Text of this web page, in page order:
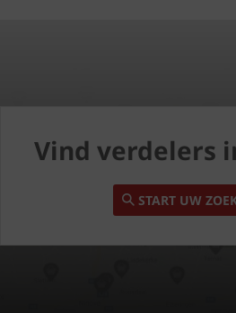
Vind verdelers
START UW